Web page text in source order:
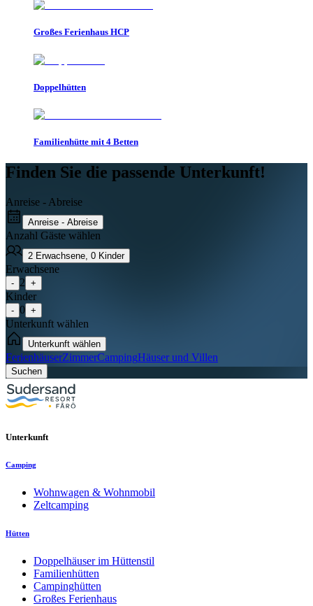
Großes Ferienhaus HCP
Doppelhütten
Familienhütte mit 4 Betten
Finden Sie die passende Unterkunft!
Anreise - Abreise
Anreise - Abreise
Anzahl Gäste wählen
2 Erwachsene, 0 Kinder
Erwachsene
- 2 +
Kinder
- 0 +
Unterkunft wählen
Unterkunft wählen
FerienhäuserZimmerCampingHäuser und Villen
Suchen
Unterkunft
Camping
Wohnwagen & Wohnmobil
Zeltcamping
Hütten
Doppelhäuser im Hüttenstil
Familienhütten
Campinghütten
Großes Ferienhaus